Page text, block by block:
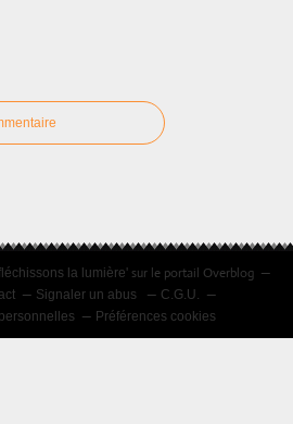
la lumière' sur le portail Overblog
Signaler un abus
C.G.U.
Préférences cookies